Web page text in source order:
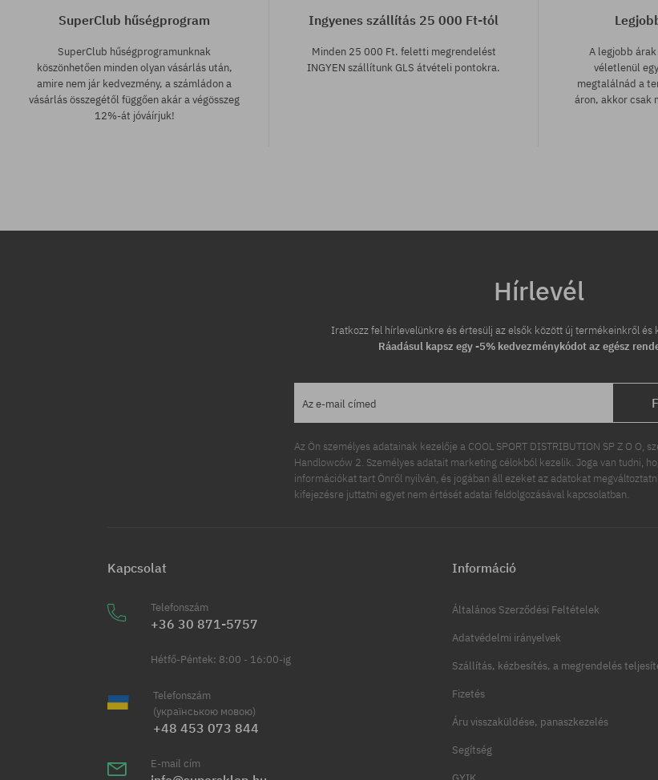
SuperClub hűségprogram
SuperClub hűségprogramunknak
köszönhetően minden olyan vásárlás után,
amire nem jár kedvezmény, a számládon a
vásárlás összegétől függően akár a végösszeg
12%-át jóváírjuk!
Ingyenes szállítás 25 000 Ft-tól
Minden 25 000 Ft. feletti megrendelést
INGYEN szállítunk GLS átvételi pontokra.
A legjobb
véletlenül
megtalálnád a
áron, akkor csak
Hírlevél
Iratkozz fel hírlevelünkre és értesülj az elsők között új termékeinkről és
Ráadásul kapsz egy -5% kedvezménykódot az egész
Az e-mail címed
Az Ön személyes adatainak kezelője a COOL SPORT DISTRIBUTION SP Z O O,
Handlowców 2. Személyes adatait marketing célokból kezelik. Joga van tudni,
információkat tart Önről nyilván, és jogában áll ezeket az adatokat
kifejezésre juttatni egyet nem értését adatai feldolgozásával kapcsolatban.
Kapcsolat
Telefonszám
+36 30 871-5757
Hétfő-Péntek: 8:00 - 16:00-ig
Telefonszám
(українською мовою)
+48 453 073 844
E-mail cím
Információ
Általános Szerződési Feltételek
Adatvédelmi irányelvek
Szállítás, kézbesítés, a megrendelés
Fizetés
Áru visszaküldése, panaszkezelés
Segítség